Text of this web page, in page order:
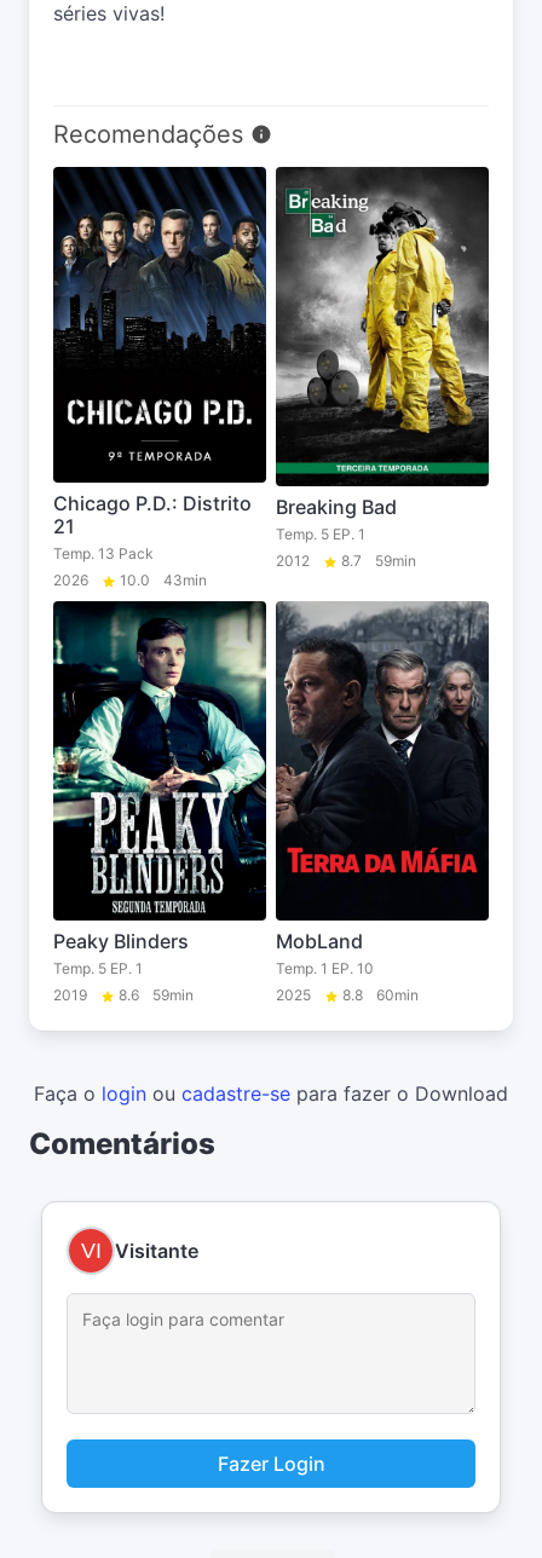
séries vivas!
Recomendações
Chicago P.D.: Distrito
21
Temp. 13 Pack
2026
10.0 43min
Breaking Bad
Temp. 5 EP. 1
2012
8.7 59min
Peaky Blinders
Temp. 5 EP. 1
2019
8.6 59min
MobLand
Temp. 1 EP. 10
2025
8.8 60min
Faça o login ou cadastre-se para fazer o Download
Comentários
Visitante
Fazer Login